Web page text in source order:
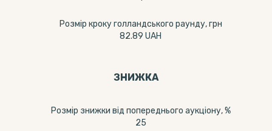
Розмір кроку голландського раунду, грн
82.89 UAH
ЗНИЖКА
Розмір знижки від попереднього аукціону, %
25